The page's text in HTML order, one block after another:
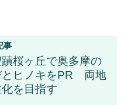
事
桜ヶ丘で奥多摩の
とヒノキをPR 両地
を目指す